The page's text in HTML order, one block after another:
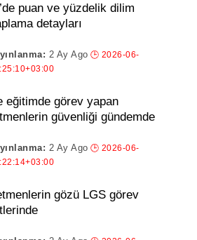
puan ve yüzdelik dilim
detayları
2 Ay Ago
eğitimde görev yapan
güvenliği gündemde
2 Ay Ago
gözü LGS görev